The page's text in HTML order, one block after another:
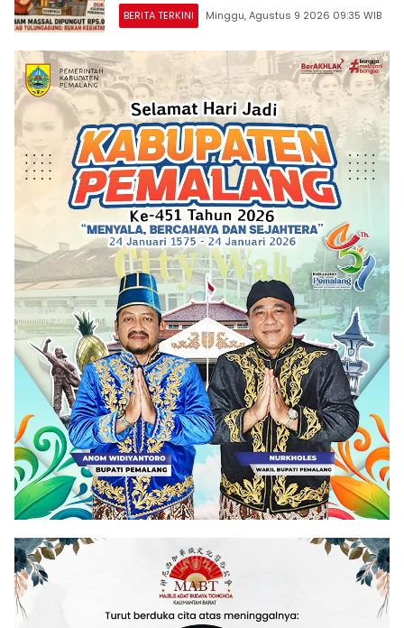
BERITA TERKINI Minggu, Agustus 9 2026 09:35 WIB